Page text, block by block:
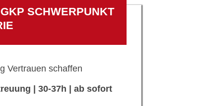
SCHWERPUNKT
Vertrauen schaffen
| 30-37h | ab sofort